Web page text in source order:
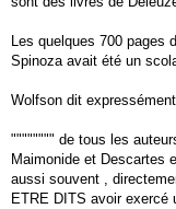
Les quelques 700 pages
Spinoza avait été un
Wolfson dit
"""""""" de tous les
Maimonide et Descartes
aussi souvent ,
ETRE DITS avoir exercé